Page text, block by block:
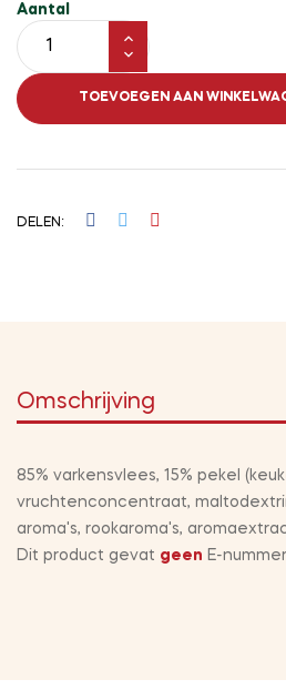
Aantal
TOEVOEGEN AAN
DELEN
Omschrijving
85% varkensvlees, 15% pekel
vruchtenconcentraat,
aroma's, rookaroma's,
Dit product gevat geen E-